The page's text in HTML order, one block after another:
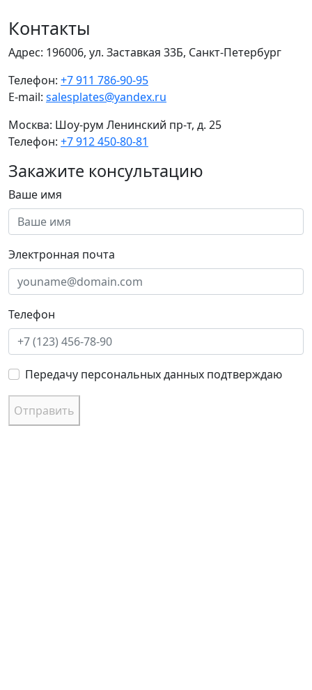
Контакты
Адрес: 196006, ул. Заставкая 33Б, Санкт-Петербург
Телефон: +7 911 786-90-95
E-mail: salesplates@yandex.ru
Москва: Шоу-рум Ленинский пр-т, д. 25
Телефон: +7 912 450-80-81
Закажите консультацию
Ваше имя
Электронная почта
Телефон
Передачу персональных данных подтверждаю
Отправить